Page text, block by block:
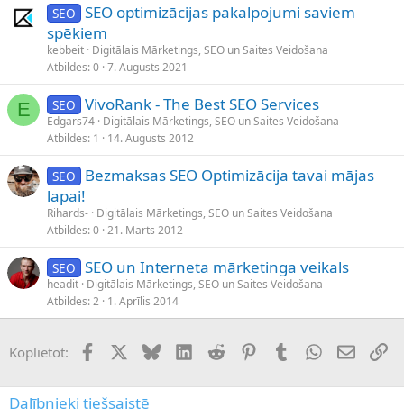
SEO SEO optimizācijas pakalpojumi saviem
spēkiem
kebbeit Digitālais Mārketings, SEO un Saites Veidošana
Atbildes 0 7. Augusts 2021
E SEO VivoRank - The Best SEO Services
Edgars74 Digitālais Mārketings, SEO un Saites Veidošana
Atbildes 1 14. Augusts 2012
SEO
Bezmaksas SEO Optimizācija tavai mājas
lapai!
Rihards- Digitālais Mārketings, SEO un Saites Veidošana
Atbildes 0 21. Marts 2012
SEO SEO un Interneta mārketinga veikals
headit Digitālais Mārketings, SEO un Saites Veidošana
Atbildes 2 1. Aprīlis 2014
Koplietot: FacebookX (Twitter)
BlueskyLinkedInReddit PinterestTumblrWhatsApp
E-pasts
Dalībnieki tiešsaistē